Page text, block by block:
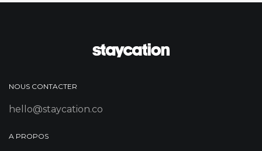
NOUS CONTACTER
hello@staycation.co
A PROPOS